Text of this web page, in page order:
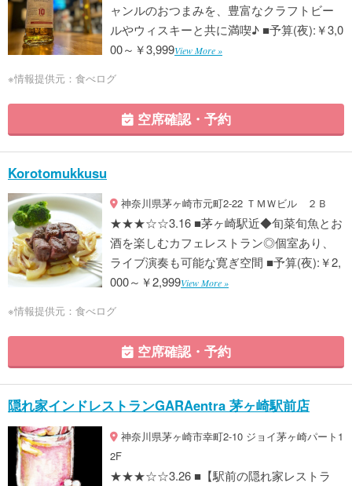
ャンルのおつまみを、豊富なクラフトビー
ルやウィスキーと共に満喫♪ ■予算(夜):￥3,0
00～￥3,999View More »
※情報提供元：食べログ
空席確認・予約
Korotomukkusu
神奈川県茅ヶ崎市元町2-22 ＴＭＷビル ２Ｂ
★★★☆☆3.16 ■茅ヶ崎駅近◆旬菜旬魚とお
酒を楽しむカフェレストラン◎個室あり、
ライブ演奏も可能な寛ぎ空間 ■予算(夜):￥2,
000～￥2,999View More »
※情報提供元：食べログ
空席確認・予約
隠れ家インドレストランGARAentra 茅ヶ崎駅前店
神奈川県茅ヶ崎市幸町2-10 ジョイ茅ヶ崎パート1
2F
★★★☆☆3.26 ■【駅前の隠れ家レストラ